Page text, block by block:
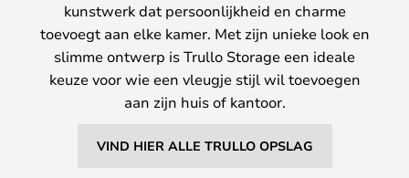
kunstwerk dat persoonlijkheid en charme
toevoegt aan elke kamer. Met zijn unieke look en
slimme ontwerp is Trullo Storage een ideale
keuze voor wie een vleugje stijl wil toevoegen
aan zijn huis of kantoor.
VIND HIER ALLE TRULLO OPSLAG